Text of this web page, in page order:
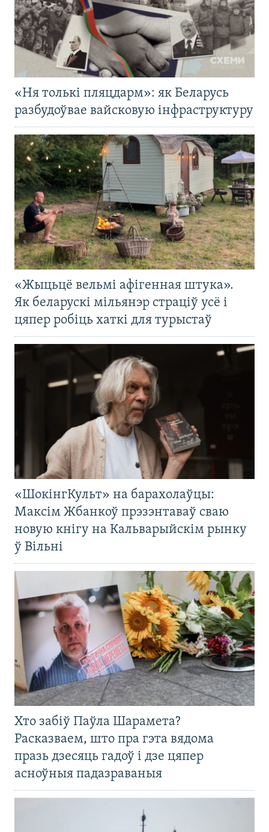
«Ня толькі пляцдарм»: як Беларусь
разбудоўвае вайсковую інфраструктуру
«Жыцьцё вельмі афігенная штука».
Як беларускі мільянэр страціў усё і
цяпер робіць хаткі для турыстаў
«ШокінгКульт» на барахолаўцы:
Максім Жбанкоў прэзэнтаваў сваю
новую кнігу на Кальварыйскім рынку
ў Вільні
Хто забіў Паўла Шарамета?
Расказваем, што пра гэта вядома
празь дзесяць гадоў і дзе цяпер
асноўныя падазраваныя